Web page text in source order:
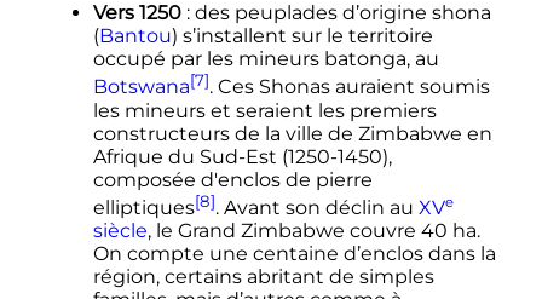
Vers 1250 : des peuplades d’origine shona
(Bantou) s’installent sur le territoire
occupé par les mineurs batonga, au
Botswana[7]. Ces Shonas auraient soumis
les mineurs et seraient les premiers
constructeurs de la ville de Zimbabwe en
Afrique du Sud-Est (1250-1450),
composée d'enclos de pierre
elliptiques[8]. Avant son déclin au XVe
siècle, le Grand Zimbabwe couvre 40 ha.
On compte une centaine d’enclos dans la
région, certains abritant de simples